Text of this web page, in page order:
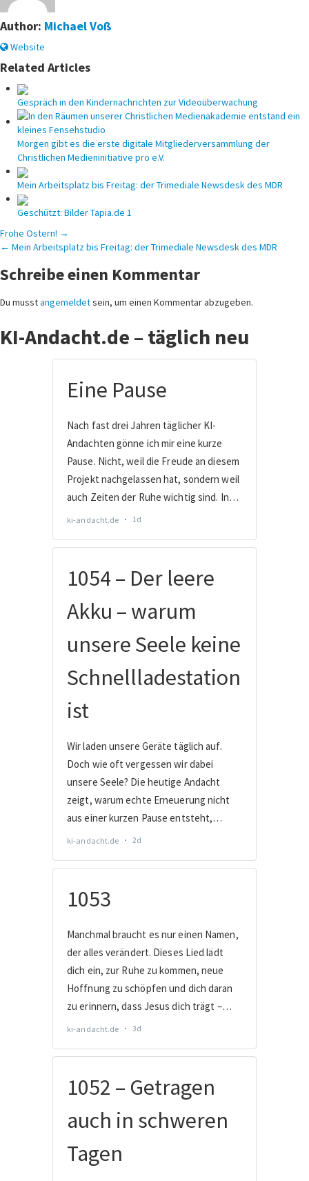
Author: Michael Voß
Website
Related Articles
Gespräch in den Kindernachrichten zur Videoüberwachung
Morgen gibt es die erste digitale Mitgliederversammlung der
Christlichen Medieninitiative pro e.V.
Mein Arbeitsplatz bis Freitag: der Trimediale Newsdesk des MDR
Geschützt: Bilder Tapia.de 1
Beitragsnavigation
Frohe Ostern! →
← Mein Arbeitsplatz bis Freitag: der Trimediale Newsdesk des MDR
Schreibe einen Kommentar
Du musstangemeldetsein, um einen Kommentar abzugeben.
KI-Andacht.de – täglich neu